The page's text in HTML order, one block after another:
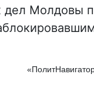
Молдовы